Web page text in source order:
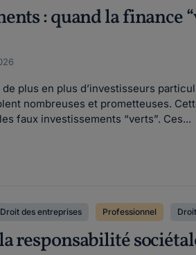
: quand la finance
plus en plus d’investisseurs
nombreuses et prometteuses.
faux investissements “verts”. Ces...
Droit des entreprises Professionnel
responsabilité